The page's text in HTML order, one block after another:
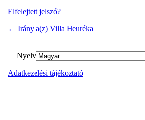
Elfelejtett jelszó?
← Irány a(z) Villa Heuréka
Nyelv
Adatkezelési tájékoztató